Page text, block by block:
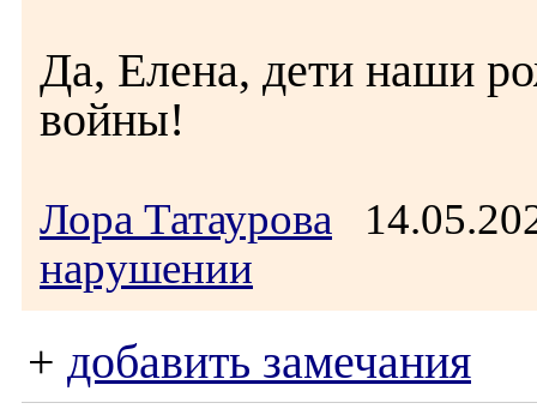
Да, Елена, дети наши
войны!
Лора Татаурова
нарушении
+ добавить замечания